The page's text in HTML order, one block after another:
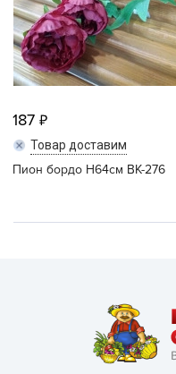
187
Товар доставим
Пион бордо Н64см ВК-276